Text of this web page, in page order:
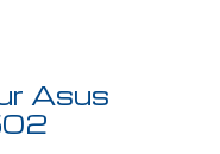
Asus